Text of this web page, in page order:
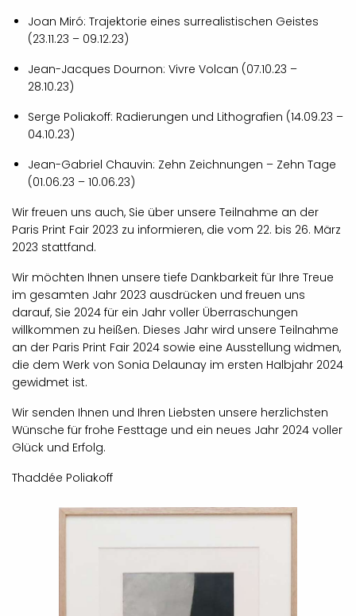
Joan Miró: Trajektorie eines surrealistischen Geistes
(23.11.23 – 09.12.23)
Jean-Jacques Dournon: Vivre Volcan (07.10.23 –
28.10.23)
Serge Poliakoff: Radierungen und Lithografien (14.09.23 –
04.10.23)
Jean-Gabriel Chauvin: Zehn Zeichnungen – Zehn Tage
(01.06.23 – 10.06.23)
Wir freuen uns auch, Sie über unsere Teilnahme an der
Paris Print Fair 2023 zu informieren, die vom 22. bis 26. März
2023 stattfand.
Wir möchten Ihnen unsere tiefe Dankbarkeit für Ihre Treue
im gesamten Jahr 2023 ausdrücken und freuen uns
darauf, Sie 2024 für ein Jahr voller Überraschungen
willkommen zu heißen. Dieses Jahr wird unsere Teilnahme
an der Paris Print Fair 2024 sowie eine Ausstellung widmen,
die dem Werk von Sonia Delaunay im ersten Halbjahr 2024
gewidmet ist.
Wir senden Ihnen und Ihren Liebsten unsere herzlichsten
Wünsche für frohe Festtage und ein neues Jahr 2024 voller
Glück und Erfolg.
Thaddée Poliakoff